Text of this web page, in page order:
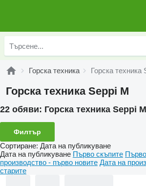
Горска техника Горска техника
Горска техника Seppi M
22 обяви: Горска техника Seppi M
Филтър
Сортиране: Дата на публикуване
Дата на публикуване Първо скъпите
производство - първо новите Дата на
старите